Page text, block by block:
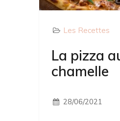
Les Recettes
La pizza
chamelle
28/06/2021